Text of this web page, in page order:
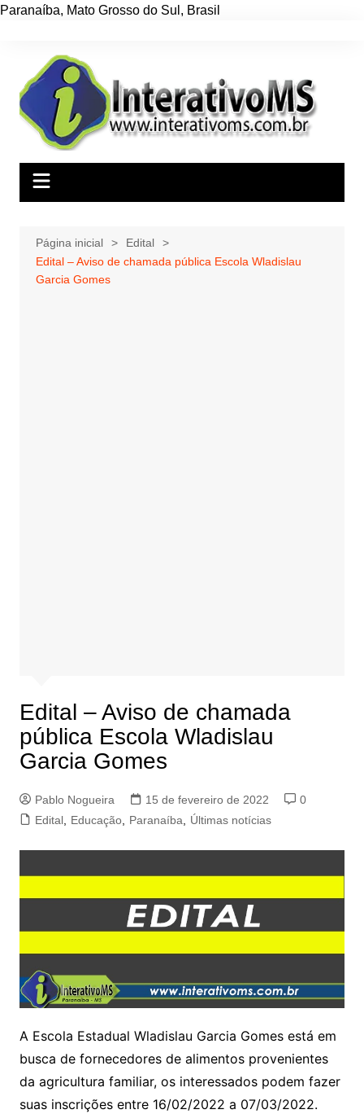
Paranaíba, Mato Grosso do Sul , Brasil
conteúdo
Página inicial
Edital
Edital – Aviso de chamada pública Escola Wladislau
Garcia Gomes
Edital – Aviso de chamada
pública Escola Wladislau
Garcia Gomes
Pablo Nogueira 15 de fevereiro de 2022
0
Edital, Educação, Paranaíba Últimas notícias
A Escola Estadual Wladislau Garcia Gomes está em
busca de fornecedores de alimentos provenientes
da agricultura familiar, os interessados podem fazer
suas inscrições entre 16/02/2022 a 07/03/2022.